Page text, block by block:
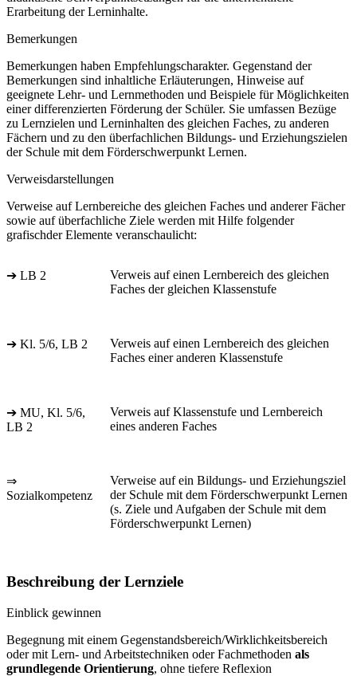
Erarbeitung der Lerninhalte.
Bemerkungen
Bemerkungen haben Empfehlungscharakter. Gegenstand der
Bemerkungen sind inhaltliche Erläuterungen, Hinweise auf
geeignete Lehr- und Lernmethoden und Beispiele für Möglichkeiten
einer differenzierten Förderung der Schüler. Sie umfassen Bezüge
zu Lernzielen und Lerninhalten des gleichen Faches, zu anderen
Fächern und zu den überfachlichen Bildungs- und Erziehungszielen
der Schule mit dem Förderschwerpunkt Lernen.
Verweisdarstellungen
Verweise auf Lernbereiche des gleichen Faches und anderer Fächer
sowie auf überfachliche Ziele werden mit Hilfe folgender
grafischder Elemente veranschaulicht:
➔ LB 2
Verweis auf einen Lernbereich des gleichen
Faches der gleichen Klassenstufe
➔ Kl. 5/6, LB 2
Verweis auf einen Lernbereich des gleichen
Faches einer anderen Klassenstufe
➔ MU, Kl. 5/6,
LB 2
Verweis auf Klassenstufe und Lernbereich
eines anderen Faches
⇒
Sozialkompetenz
Verweise auf ein Bildungs- und Erziehungsziel
der Schule mit dem Förderschwerpunkt Lernen
(s. Ziele und Aufgaben der Schule mit dem
Förderschwerpunkt Lernen)
Beschreibung der Lernziele
Einblick gewinnen
Begegnung mit einem Gegenstandsbereich/Wirklichkeitsbereich
oder mit Lern- und Arbeitstechniken oder Fachmethoden als
grundlegende Orientierung, ohne tiefere Reflexion